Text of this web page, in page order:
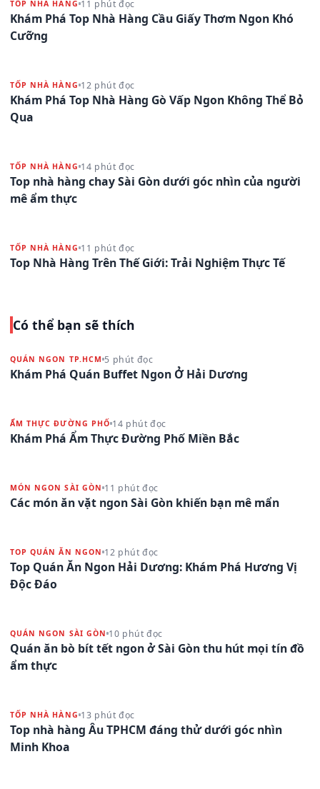
TỐP NHÀ HÀNG 11 phút đọc
Khám Phá Top Nhà Hàng Cầu Giấy Thơm Ngon Khó
Cưỡng
TỐP NHÀ HÀNG 12 phút đọc
Khám Phá Top Nhà Hàng Gò Vấp Ngon Không Thể Bỏ
Qua
TỐP NHÀ HÀNG 14 phút đọc
Top nhà hàng chay Sài Gòn dưới góc nhìn của người
mê ẩm thực
TỐP NHÀ HÀNG 11 phút đọc
Top Nhà Hàng Trên Thế Giới: Trải Nghiệm Thực Tế
Có thể bạn sẽ thích
QUÁN NGON TP.HCM 5 phút đọc
Khám Phá Quán Buffet Ngon Ở Hải Dương
ẨM THỰC ĐƯỜNG PHỐ 14 phút đọc
Khám Phá Ẩm Thực Đường Phố Miền Bắc
MÓN NGON SÀI GÒN 11 phút đọc
Các món ăn vặt ngon Sài Gòn khiến bạn mê mẩn
TOP QUÁN ĂN NGON 12 phút đọc
Top Quán Ăn Ngon Hải Dương: Khám Phá Hương Vị
Độc Đáo
QUÁN NGON SÀI GÒN 10 phút đọc
Quán ăn bò bít tết ngon ở Sài Gòn thu hút mọi tín đồ
ẩm thực
TỐP NHÀ HÀNG 13 phút đọc
Top nhà hàng Âu TPHCM đáng thử dưới góc nhìn
Minh Khoa